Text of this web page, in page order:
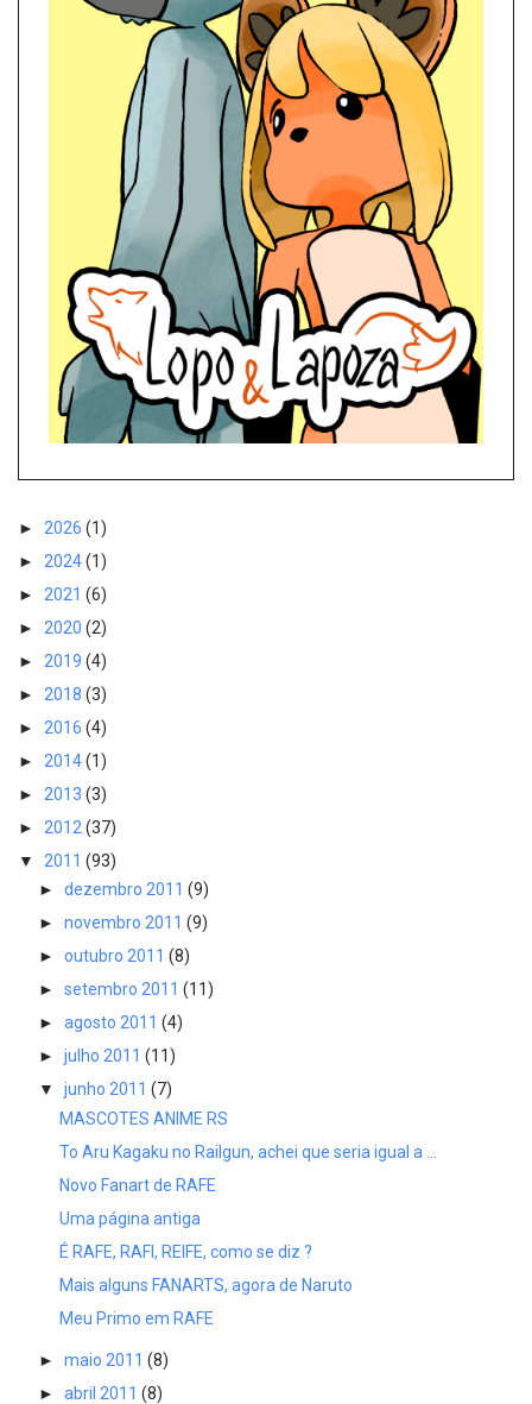
► 2026 (1)
► 2024(1)
► 2021 (6)
► 2020 (2)
► 2019 (4)
► 2018 (3)
► 2016 (4)
► 2014(1)
► 2013 (3)
► 2012 (37)
▼ 2011 (93)
► dezembro 2011 (9)
► novembro 2011 (9)
► outubro 2011 (8)
► setembro 2011 (11)
► agosto 2011 (4)
► julho 2011 (11)
▼ junho 2011 (7)
MASCOTES ANIME RS
To Aru Kagaku no Railgun, achei que seria igual a ...
Novo Fanart de RAFE
Uma página antiga
É RAFE, RAFI, REIFE, como se diz ?
Mais alguns FANARTS, agora de Naruto
Meu Primo em RAFE
► maio 2011 (8)
► abril 2011 (8)